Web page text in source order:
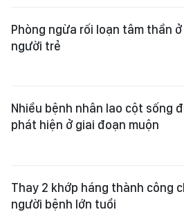
Phòng ngừa rối loạn tâm thần ở
người trẻ
Nhiều bệnh nhân lao cột sống
phát hiện ở giai đoạn muộn
Thay 2 khớp háng thành công
người bệnh lớn tuổi